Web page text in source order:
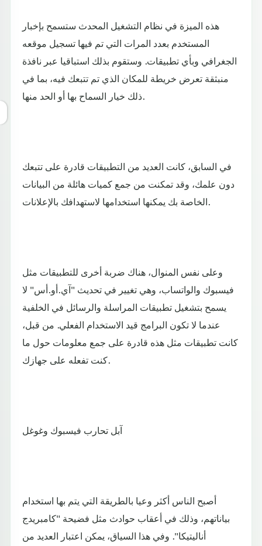
هذه الميزة في نظام التشغيل المحدث ستسمح بإخبار
المستخدم بعدد المرات التي تم فيها تسجيل موقعه
الجغرافي وبأي تطبيقات. وستقوم بذلك استباقيا عبر نافذة
منبثقة تعرض خريطة للمكان الذي تم تتبعك فيه، بما في
ذلك خيار السماح بها أو الحد منها.
في السابق، كانت العديد من التطبيقات قادرة على تتبعك
دون علمك، وقد تمكنت من جمع كميات هائلة من البيانات
الخاصة بك يمكنها استخدامها لاستهدافك بالإعلانات.
وعلى نفس المنوال، هناك ضربة أخرى للتطبيقات مثل
فيسبوك والواتساب، وهي تغيير في تحديث "آي.أو.أس" لا
يسمح بتشغيل تطبيقات المراسلة والرسائل في الخلفية
عندما لا تكون البرامج قيد الاستخدام الفعلي. من قبل،
كانت تطبيقات مثل هذه قادرة على جمع معلومات حول ما
كنت تفعله على جهازك.
آبل تحارب فيسبوك وغوغل
أصبح الناس أكثر وعيا بالطريقة التي يتم بها استخدام
بياناتهم، وذلك في أعقاب حوادث مثل فضيحة "كامبريدج
أناليتيكا". وفي هذا السياق، يمكن اعتبار العديد من